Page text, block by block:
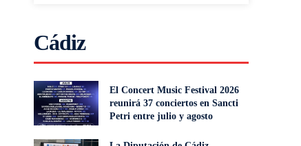
Cádiz
El Concert Music Festival 2026
reunirá 37 conciertos en Sancti
Petri entre julio y agosto